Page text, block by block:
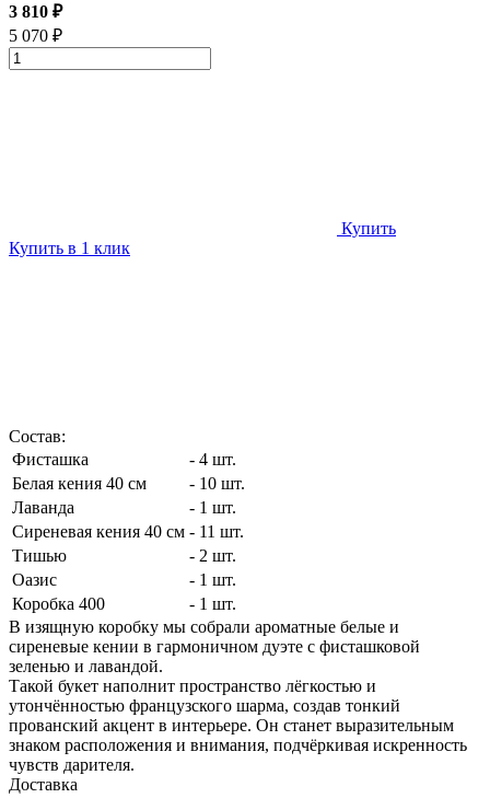
3 810 ₽
5 070 ₽
Купить
Купить в 1 клик
Состав:
Фисташка
- 4 шт.
Белая кения 40 см
- 10 шт.
Лаванда
- 1 шт.
Сиреневая кения 40 см - 11 шт.
Тишью
- 2 шт.
Оазис
- 1 шт.
Коробка 400
- 1 шт.
В изящную коробку мы собрали ароматные белые и
сиреневые кении в гармоничном дуэте с фисташковой
зеленью и лавандой.
Такой букет наполнит пространство лёгкостью и
утончённостью французского шарма, создав тонкий
прованский акцент в интерьере. Он станет выразительным
знаком расположения и внимания, подчёркивая искренность
чувств дарителя.
Доставка